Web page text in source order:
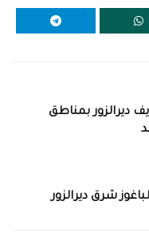
ديرالزور بمناطق
شرق ديرالزور